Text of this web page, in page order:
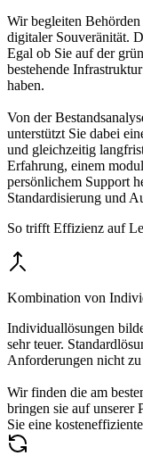
Wir begleiten
digitaler Souveränität.
Egal ob Sie auf der
bestehende
haben.
Von der
unterstützt Sie dabei
und gleichzeitig
Erfahrung, einem
persönlichem Support
Standardisierung und
So trifft Effizienz auf
Kombination von
Individuallösungen
sehr teuer.
Anforderungen nicht
Wir finden die am
bringen sie auf unserer
Sie eine